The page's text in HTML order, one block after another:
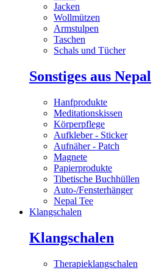
Jacken
Wollmützen
Armstulpen
Taschen
Schals und Tücher
Sonstiges aus Nepal
Hanfprodukte
Meditationskissen
Körperpflege
Aufkleber - Sticker
Aufnäher - Patch
Magnete
Papierprodukte
Tibetische Buchhüllen
Auto-/Fensterhänger
Nepal Tee
Klangschalen
Klangschalen
Therapieklangschalen